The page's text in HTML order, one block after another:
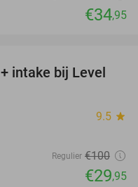
€34,95
70%
intake bij Level
9.5 star
Regulier €100
€29,95